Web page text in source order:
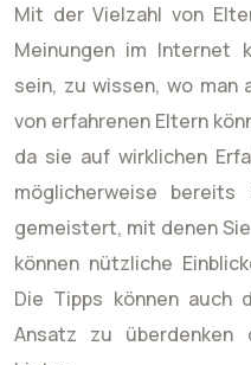
Mit der Vielzahl von
Meinungen im Internet
sein, zu wissen, wo man
von erfahrenen Eltern
da sie auf wirklichen
möglicherweise bereits
gemeistert, mit denen
können nützliche
Die Tipps können auch
Ansatz zu überdenken